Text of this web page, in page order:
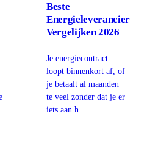
Beste
Energieleverancier
Vergelijken 2026
Je energiecontract
loopt binnenkort af, of
je betaalt al maanden
te veel zonder dat je er
iets aan h